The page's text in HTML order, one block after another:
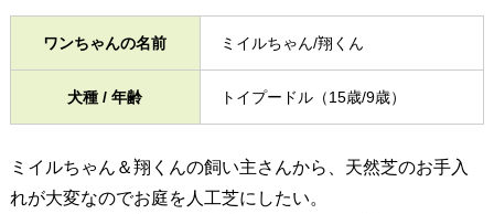
ワンちゃんの名前 ミイルちゃん/翔くん
犬種 / 年齢 トイプードル（15歳/9歳）
ミイルちゃん＆翔くんの飼い主さんから、天然芝のお手入
れが大変なのでお庭を人工芝にしたい。